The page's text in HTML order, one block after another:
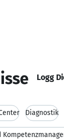
Logg
Diagnostik